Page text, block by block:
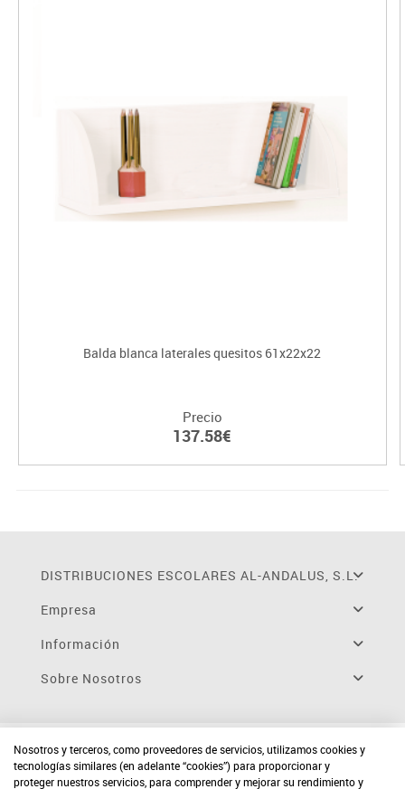
Balda blanca laterales quesitos 61x22x22
Precio
137.58€
DISTRIBUCIONES ESCOLARES AL-ANDALUS, S.L.
Empresa
Información
Sobre Nosotros
Nosotros y terceros, como proveedores de servicios, utilizamos cookies y
tecnologías similares (en adelante “cookies”) para proporcionar y
proteger nuestros servicios, para comprender y mejorar su rendimiento y